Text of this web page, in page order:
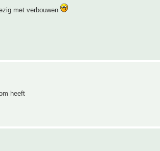
met verbouwen
heeft